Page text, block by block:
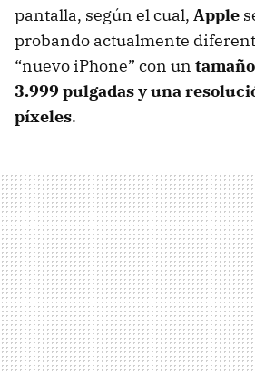
pantalla, según el cual, Apple
probando actualmente
“nuevo iPhone” con un
3.999 pulgadas y una
píxeles.